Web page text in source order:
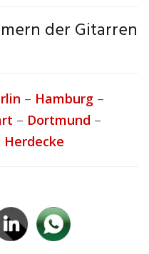
der Gitarren
– Hamburg –
– Dortmund –
Herdecke